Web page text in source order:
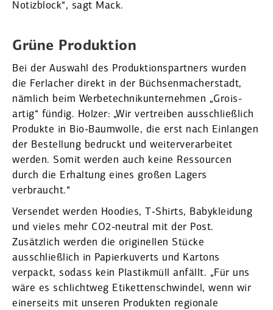
Notiz­block“, sagt Mack.
Grüne Produktion
Bei der Auswahl des Produk­ti­ons­partners wurden
die Ferlacher direkt in der Büchsen­ma­cher­stadt,
nämlich beim Werbetechnik­unternehmen „Grois­
artig“ fündig. Holzer: „Wir vertreiben ausschließlich
Produkte in Bio-Baumwolle, die erst nach Einlangen
der Bestellung bedruckt und weiter­ver­ar­beitet
werden. Somit werden auch keine Ressourcen
durch die Erhaltung eines großen Lagers
verbraucht.“
Versendet werden Hoodies, T‑Shirts, Babykleidung
und vieles mehr CO2-neutral mit der Post.
Zusätzlich werden die origi­nellen Stücke
ausschließlich in Papier­ku­verts und Kartons
verpackt, sodass kein Plastikmüll anfällt. „Für uns
wäre es schlichtweg Etiket­ten­schwindel, wenn wir
einer­seits mit unseren Produkten regionale